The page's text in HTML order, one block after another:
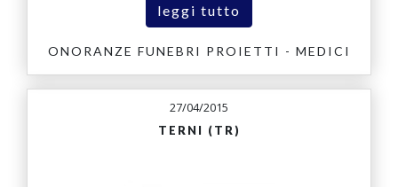
leggi tutto
ONORANZE FUNEBRI PROIETTI - MEDICI
27/04/2015
TERNI (TR)